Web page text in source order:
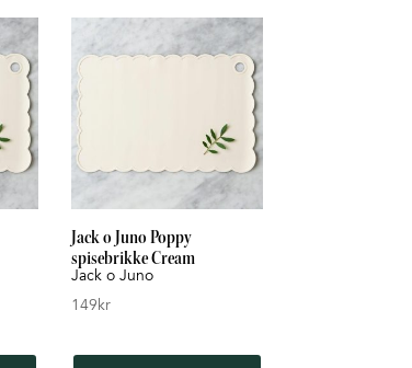
Jack o Juno Poppy
spisebrikke Cream
Jack o Juno
149kr